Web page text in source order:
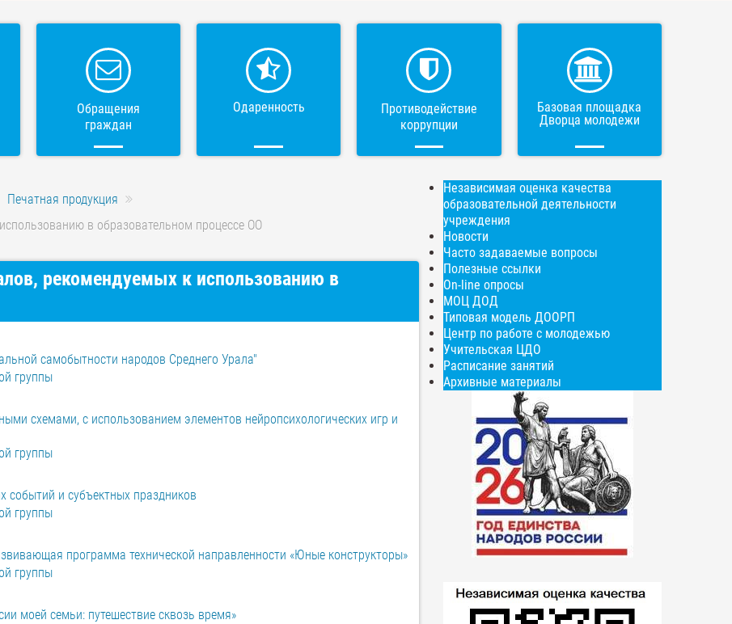
Обращения
граждан
Одаренность
Противодействие
коррупции
Базовая площадка
Дворца молодежи
Печатная продукция
в образовательном процессе ОО
рекомендуемых к использованию в
самобытности народов Среднего Урала"
группы
схемами, с использованием элементов нейропсихологических игр и
группы
событий и субъектных праздников
группы
программа технической направленности «Юные конструкторы»
группы
моей семьи: путешествие сквозь время»
Независимая оценка качества
образовательной деятельности
учреждения
Новости
Часто задаваемые вопросы
Полезные ссылки
On-line опросы
МОЦ ДОД
Типовая модель ДООРП
Центр по работе с молодежью
Учительская ЦДО
Расписание занятий
Архивные материалы